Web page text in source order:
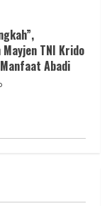
TNI Krido
Abadi